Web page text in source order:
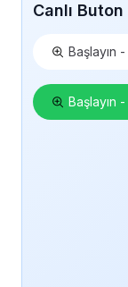
Canlı
Başlayın
Başlayın